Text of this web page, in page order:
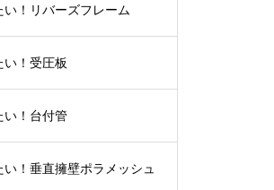
い！リバーズフレーム
い！受圧板
い！台付管
い！垂直擁壁ポラメッシュ